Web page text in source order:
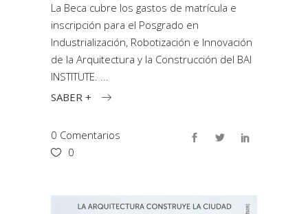
La Beca cubre los gastos de matrícula e
inscripción para el Posgrado en
Industrialización, Robotización e Innovación
de la Arquitectura y la Construcción del BAI
INSTITUTE.
SABER +
0 Comentarios
0